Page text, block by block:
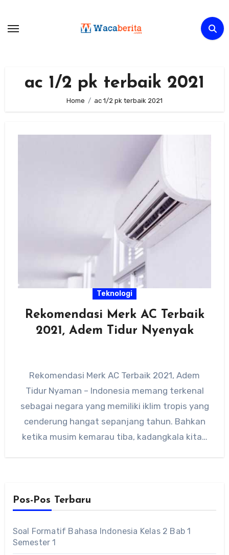
content
ac 1/2 pk terbaik 2021
Home ac 1/2 pk terbaik 2021
Teknologi
Rekomendasi Merk AC Terbaik
2021, Adem Tidur Nyenyak
Rekomendasi Merk AC Terbaik 2021, Adem
Tidur Nyaman – Indonesia memang terkenal
sebagai negara yang memiliki iklim tropis yang
cenderung hangat sepanjang tahun. Bahkan
ketika musim kemarau tiba, kadangkala kita…
Pos-Pos Terbaru
Soal Formatif Bahasa Indonesia Kelas 2 Bab 1
Semester 1